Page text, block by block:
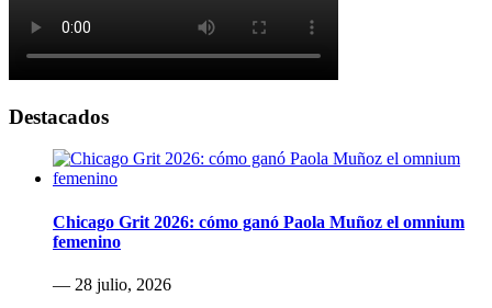
Destacados
Chicago Grit 2026: cómo ganó Paola Muñoz el omnium
femenino
— 28 julio, 2026